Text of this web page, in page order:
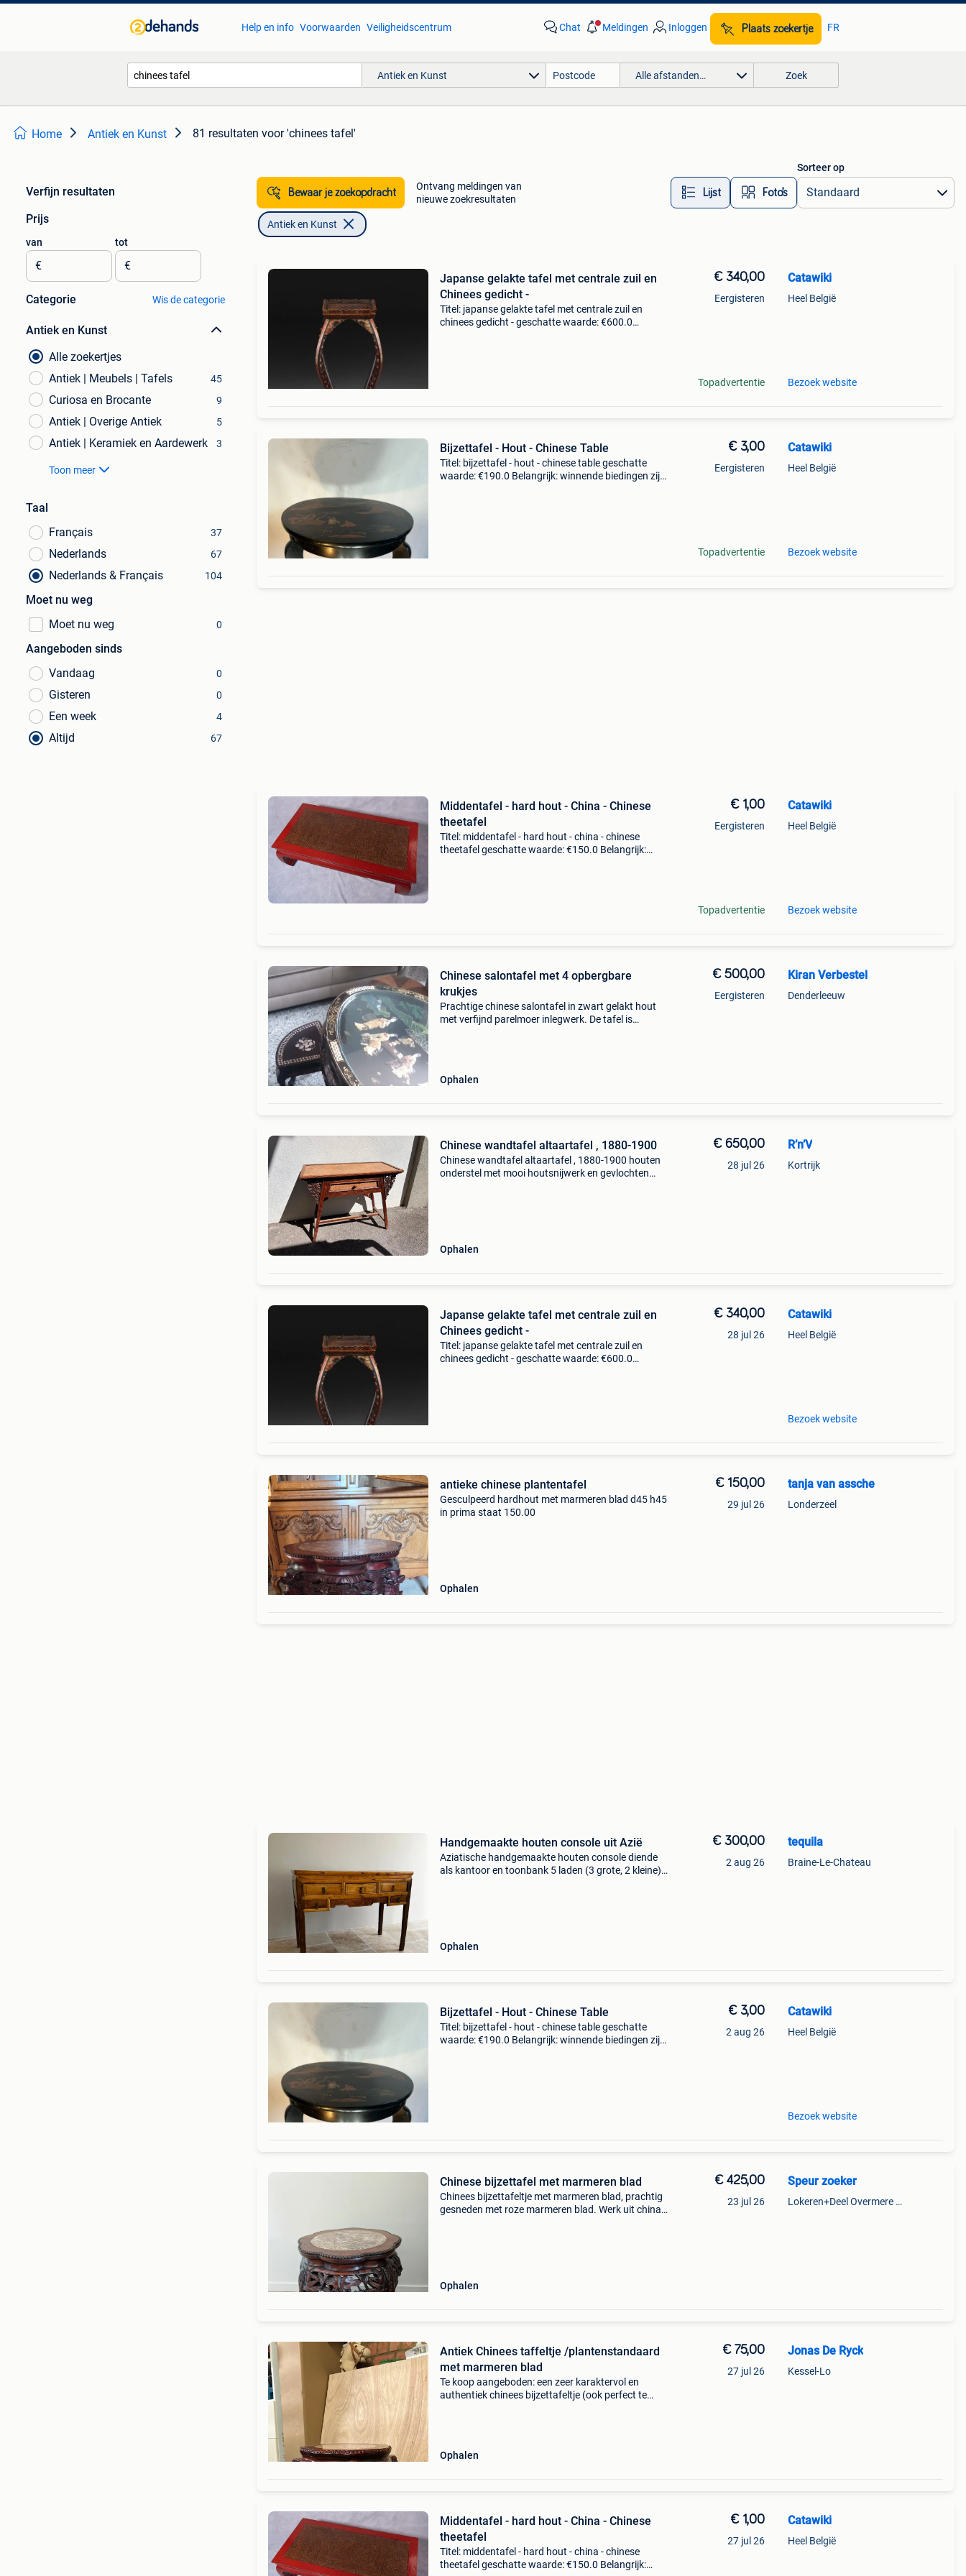
Help en info Voorwaarden Veiligheidscentrum Chat Meldingen Inloggen Plaats zoekertje FR
Antiek en Kunst Alle afstanden… Zoek
Home Antiek en Kunst 81 resultaten voor 'chinees tafel'
Verfijn resultaten
Prijs
van
€
tot
€
Categorie Wis de categorie
Antiek en Kunst
Alle zoekertjes
Antiek | Meubels | Tafels
45
Curiosa en Brocante 9
Antiek | Overige Antiek 5
Antiek | Keramiek en Aardewerk 3
Toon meer
Taal
Français
37
Nederlands 67
Nederlands & Français 104
Moet nu weg
Moet nu weg
0
Aangeboden sinds
Vandaag
0
Gisteren 0
Een week 4
Altijd 67
Bewaar je zoekopdracht
Ontvang meldingen van
nieuwe zoekresultaten
Lijst Foto’s
Sorteer op
Antiek en Kunst
Japanse gelakte tafel met centrale zuil en
Chinees gedicht -
Titel: japanse gelakte tafel met centrale zuil en
chinees gedicht - geschatte waarde: €600.0
€ 340,00
Eergisteren
Topadvertentie
Catawiki
Heel België
Bezoek website
Bijzettafel - Hout - Chinese Table
Titel: bijzettafel - hout - chinese table geschatte
waarde: €190.0 Belangrijk: winnende biedingen zijn
€ 3,00
Eergisteren
Topadvertentie
Catawiki
Heel België
Bezoek website
Middentafel - hard hout - China - Chinese
theetafel
Titel: middentafel - hard hout - china - chinese
theetafel geschatte waarde: €150.0 Belangrijk:
€ 1,00
Eergisteren
Topadvertentie
Catawiki
Heel België
Bezoek website
Chinese salontafel met 4 opbergbare
krukjes
Prachtige chinese salontafel in zwart gelakt hout
met verfijnd parelmoer inlegwerk. De tafel is
Ophalen
€ 500,00
Eergisteren
Kiran Verbestel
Denderleeuw
Chinese wandtafel altaartafel , 1880-1900
Chinese wandtafel altaartafel , 1880-1900 houten
onderstel met mooi houtsnijwerk en gevlochten
Ophalen
€ 650,00
28 jul 26
R’n’V
Kortrijk
Japanse gelakte tafel met centrale zuil en
Chinees gedicht -
Titel: japanse gelakte tafel met centrale zuil en
chinees gedicht - geschatte waarde: €600.0
€ 340,00
28 jul 26
Catawiki
Heel België
Bezoek website
antieke chinese plantentafel
Gesculpeerd hardhout met marmeren blad d45 h45
in prima staat 150.00
Ophalen
€ 150,00
29 jul 26
tanja van assche
Londerzeel
Handgemaakte houten console uit Azië
Aziatische handgemaakte houten console diende
als kantoor en toonbank 5 laden (3 grote, 2 kleine)
Ophalen
€ 300,00
2 aug 26
tequila
Braine-Le-Chateau
Bijzettafel - Hout - Chinese Table
Titel: bijzettafel - hout - chinese table geschatte
waarde: €190.0 Belangrijk: winnende biedingen zijn
€ 3,00
2 aug 26
Catawiki
Heel België
Bezoek website
Chinese bijzettafel met marmeren blad
Chinees bijzettafeltje met marmeren blad, prachtig
gesneden met roze marmeren blad. Werk uit china,
Ophalen
€ 425,00
23 jul 26
Speur zoeker
Lokeren+Deel Overmere En Zele
Antiek Chinees taffeltje /plantenstandaard
met marmeren blad
Te koop aangeboden: een zeer karaktervol en
authentiek chinees bijzettafeltje (ook perfect te
Ophalen
€ 75,00
27 jul 26
Jonas De Ryck
Kessel-Lo
Middentafel - hard hout - China - Chinese
theetafel
Titel: middentafel - hard hout - china - chinese
theetafel geschatte waarde: €150.0 Belangrijk:
€ 1,00
27 jul 26
Catawiki
Heel België